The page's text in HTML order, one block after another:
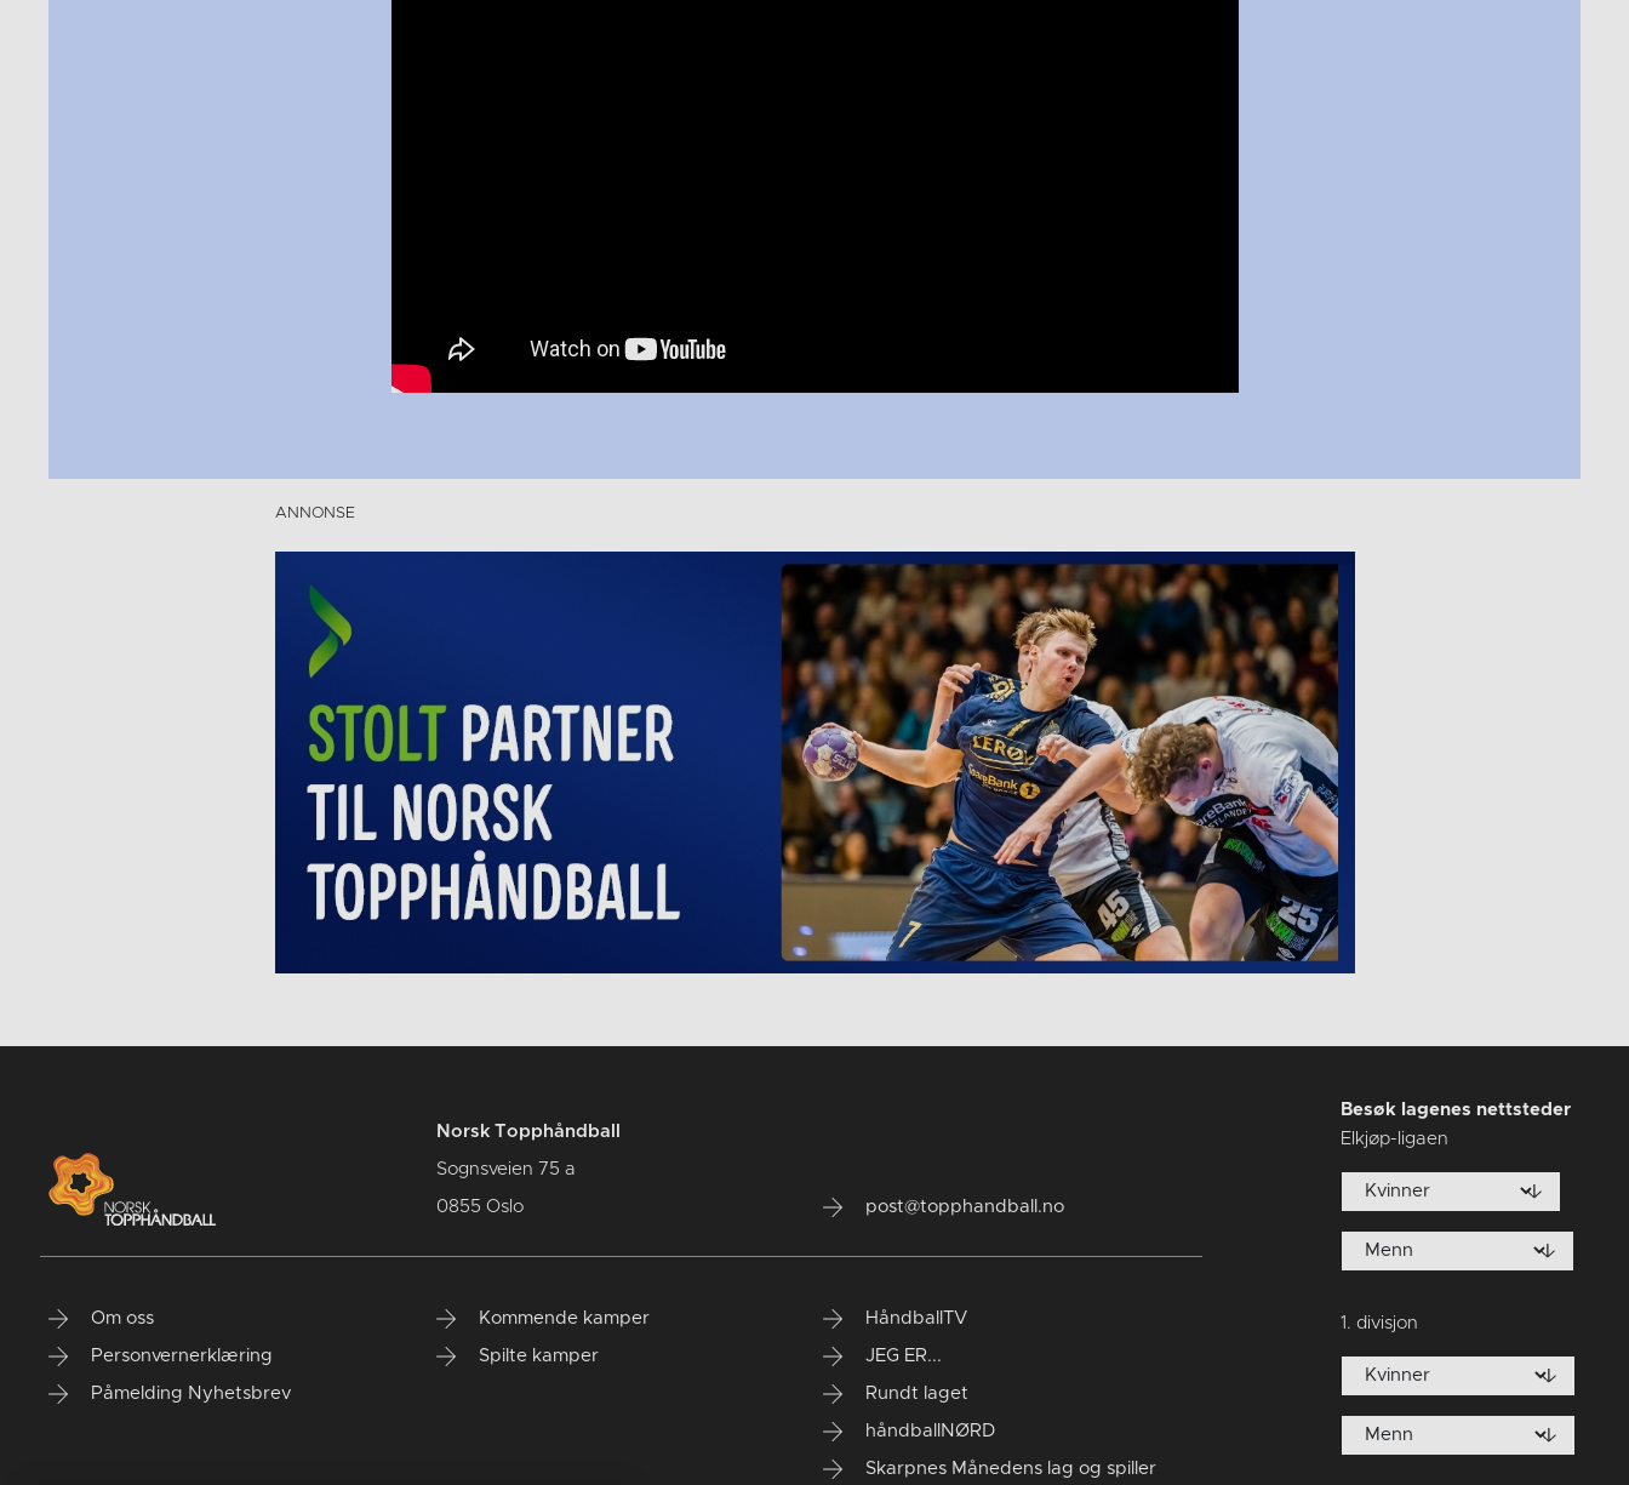
Norsk Topphåndball
Sognsveien 75 a
0855 Oslo post@topphandball.no
Om oss
Personvernerklæring
Påmelding Nyhetsbrev
Kommende kamper
Spilte kamper
HåndballTV
JEG ER...
Rundt laget
håndballNØRD
Skarpnes Månedens lag og spiller
Besøk lagenes nettsteder
Elkjøp-ligaen
1. divisjon